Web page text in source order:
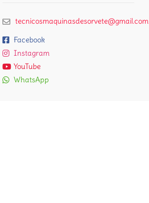
tecnicosmaquinasdesorvete@gmail.com
Facebook
Instagram
YouTube
WhatsApp